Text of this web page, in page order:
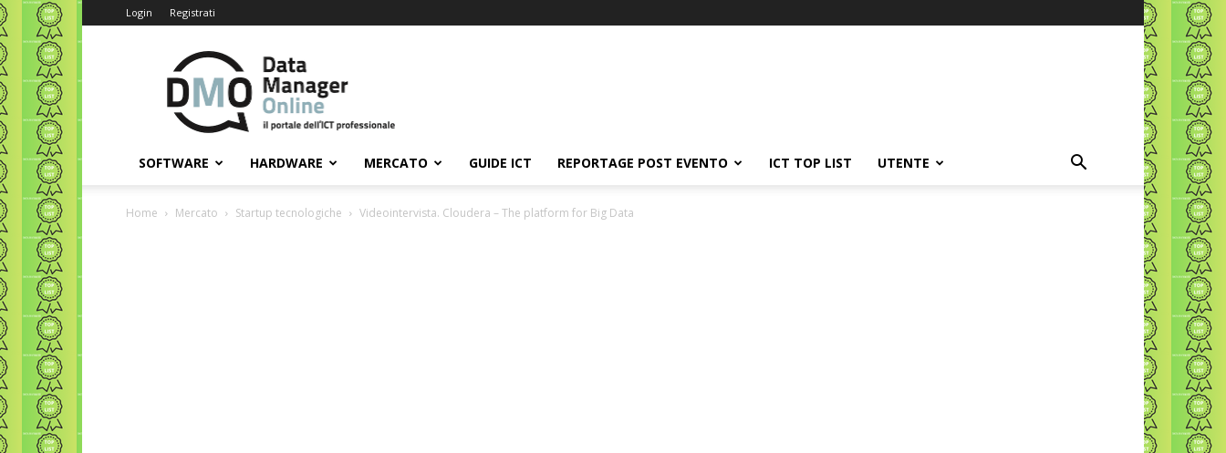
Login Registrati
Data
Manager
Online
SOFTWARE HARDWARE MERCATO GUIDE ICT REPORTAGE POST EVENTO ICT TOP LIST UTENTE
Home Mercato Startup tecnologiche Videointervista. Cloudera – The platform for Big Data